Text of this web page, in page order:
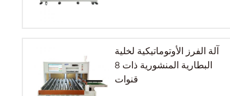
آلة الفرز الأوتوماتيكية لخلية
البطارية المنشورية ذات 8
قنوات